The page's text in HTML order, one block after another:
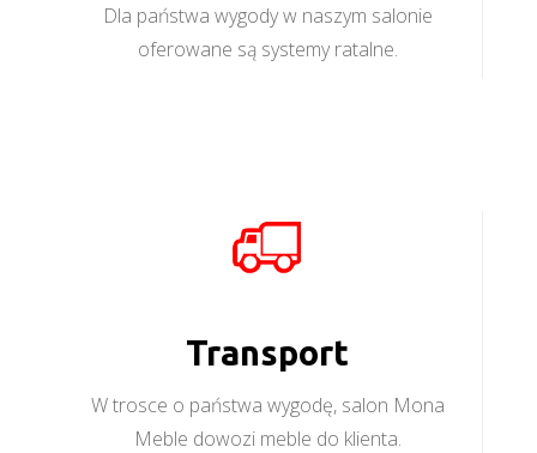
Dla państwa wygody w naszym salonie
oferowane są systemy ratalne.
Transport
W trosce o państwa wygodę, salon Mona
Meble dowozi meble do klienta.